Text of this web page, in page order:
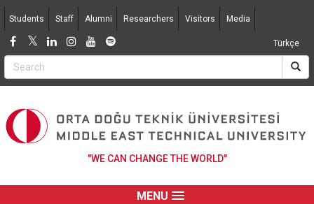
Jump to navigation
Students Staff Alumni Researchers Visitors Media
Türkçe
"WE CAN CHANGE THE WORLD"
MENU